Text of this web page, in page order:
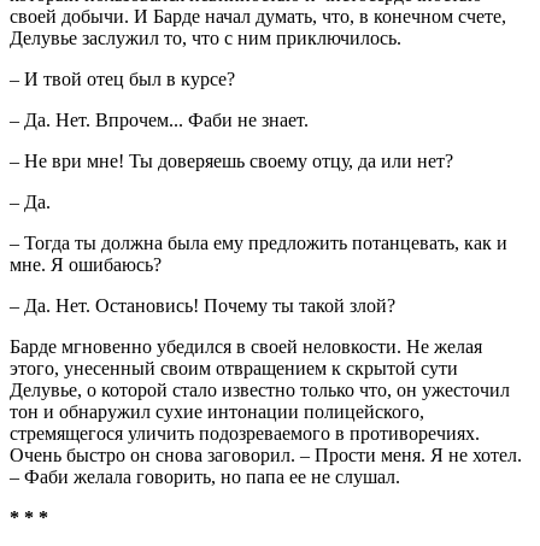
своей добычи. И Барде начал думать, что, в конечном счете,
Делувье заслужил то, что с ним приключилось.
– И твой отец был в курсе?
– Да. Нет. Впрочем... Фаби не знает.
– Не ври мне! Ты доверяешь своему отцу, да или нет?
– Да.
– Тогда ты должна была ему предложить потанцевать, как и
мне. Я ошибаюсь?
– Да. Нет. Остановись! Почему ты такой злой?
Барде мгновенно убедился в своей неловкости. Не желая
этого, унесенный своим отвращением к скрытой сути
Делувье, о которой стало известно только что, он ужесточил
тон и обнаружил сухие интонации полицейского,
стремящегося уличить подозреваемого в противоречиях.
Очень быстро он снова заговорил. – Прости меня. Я не хотел.
– Фаби желала говорить, но папа ее не слушал.
* * *